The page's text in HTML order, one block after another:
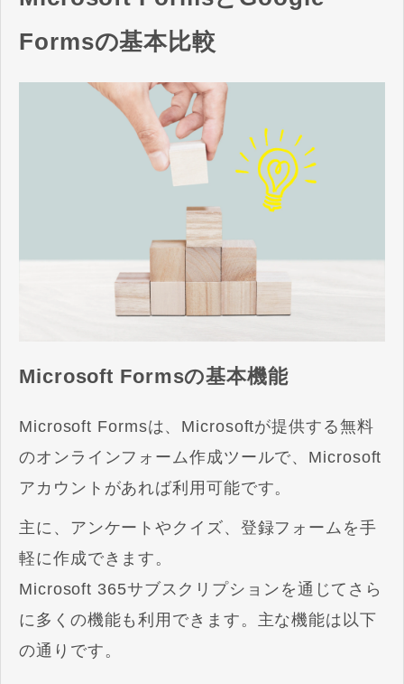
Formsの基本比較
Microsoft Formsの基本機能
Microsoft Formsは、Microsoftが提供する無料
のオンラインフォーム作成ツールで、Microsoft
アカウントがあれば利用可能です。
主に、アンケートやクイズ、登録フォームを手
軽に作成できます。
Microsoft 365サブスクリプションを通じてさら
に多くの機能も利用できます。主な機能は以下
の通りです。